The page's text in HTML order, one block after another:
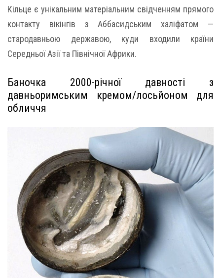
Кільце є унікальним матеріальним свідченням прямого
контакту вікінгів з Аббасидським халіфатом —
стародавньою державою, куди входили країни
Середньої Азії та Північної Африки.
Баночка 2000-річної давності з
давньоримським кремом/лосьйоном для
обличчя